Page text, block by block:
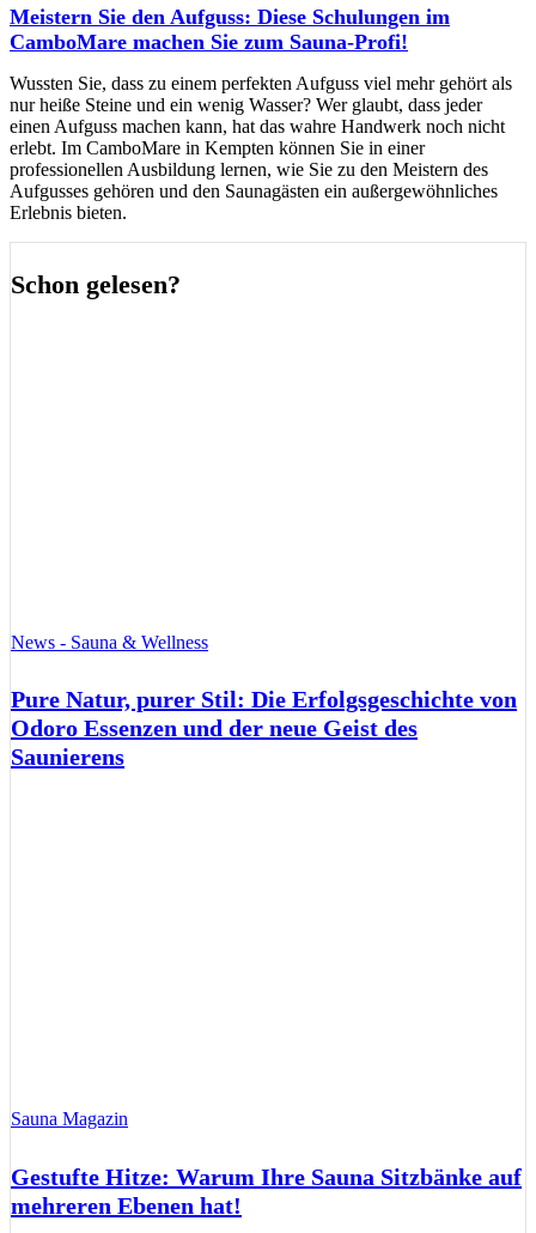
Meistern Sie den Aufguss: Diese Schulungen im
CamboMare machen Sie zum Sauna-Profi!
Wussten Sie, dass zu einem perfekten Aufguss viel mehr gehört als
nur heiße Steine und ein wenig Wasser? Wer glaubt, dass jeder
einen Aufguss machen kann, hat das wahre Handwerk noch nicht
erlebt. Im CamboMare in Kempten können Sie in einer
professionellen Ausbildung lernen, wie Sie zu den Meistern des
Aufgusses gehören und den Saunagästen ein außergewöhnliches
Erlebnis bieten.
Schon gelesen?
News - Sauna & Wellness
Pure Natur, purer Stil: Die Erfolgsgeschichte von
Odoro Essenzen und der neue Geist des
Saunierens
Sauna Magazin
Gestufte Hitze: Warum Ihre Sauna Sitzbänke auf
mehreren Ebenen hat!